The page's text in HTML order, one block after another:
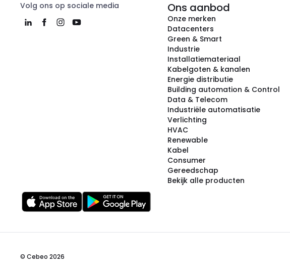
Volg ons op sociale media Ons aanbod
Onze merken
Datacenters
Green & Smart
Industrie
Installatiemateriaal
Kabelgoten & kanalen
Energie distributie
Building automation & Control
Data & Telecom
Industriële automatisatie
Verlichting
HVAC
Renewable
Kabel
Consumer
Gereedschap
Bekijk alle producten
© Cebeo 2026